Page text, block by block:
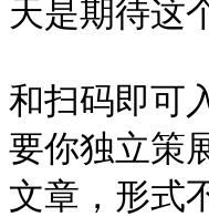
天是期待这
和扫码即可
要你独立策
文章，形式